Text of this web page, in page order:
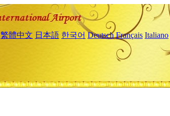
繁體中文 日本語 한국어 Deutsch Français Italiano